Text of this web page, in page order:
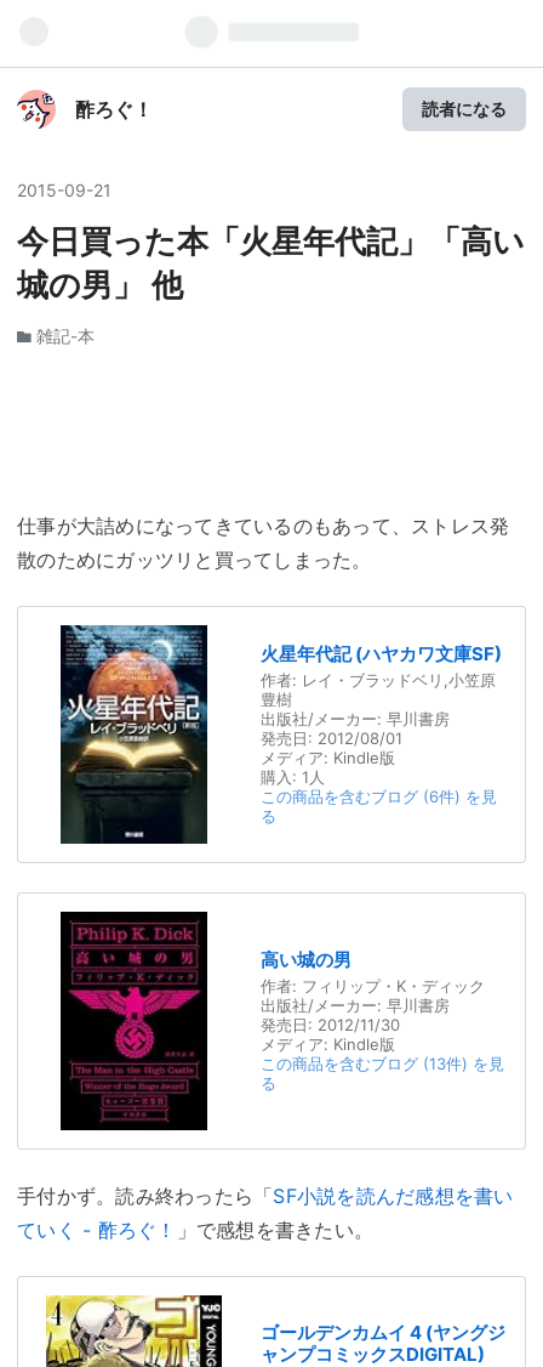
酢ろぐ！ 読者になる
2015-09-21
今日買った本「火星年代記」「高い
城の男」 他
雑記-本
仕事が大詰めになってきているのもあって、ストレス発
散のためにガッツリと買ってしまった。
火星年代記 (ハヤカワ文庫SF)
作者: レイ・ブラッドベリ,小笠原
豊樹
出版社/メーカー: 早川書房
発売日: 2012/08/01
メディア: Kindle版
購入: 1人
この商品を含むブログ (6件) を見
る
高い城の男
作者: フィリップ・K・ディック
出版社/メーカー: 早川書房
発売日: 2012/11/30
メディア: Kindle版
この商品を含むブログ (13件) を見
る
手付かず。読み終わったら「SF小説を読んだ感想を書い
ていく - 酢ろぐ！
」で感想を書きたい。
ゴールデンカムイ 4 (ヤングジ
ャンプコミックスDIGITAL)